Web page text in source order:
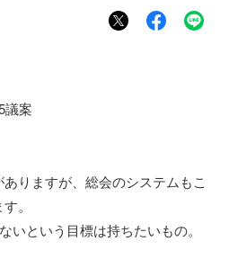
議案
りますが、総会のシステムもこ
。
いという目標は持ちたいもの。